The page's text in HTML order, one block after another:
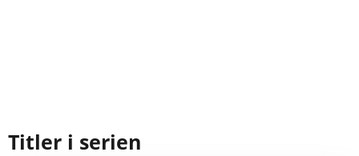
Titler i serien